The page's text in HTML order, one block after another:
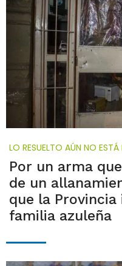
LO RESUELTO AÚN NO ESTÁ
Por un arma
de un
que la
familia azuleña